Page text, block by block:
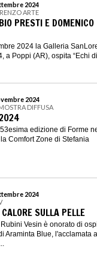
2024
ARTE
PRESTI E DOMENICO
2024 la Galleria
a Poppi (AR), ospita “Echi di
2024
MOSTRA DIFFUSA
edizione di Forme
Comfort Zone di Stefania
2024
SULLA PELLE
Vesin è onorato di
Araminta Blue, l'acclamata